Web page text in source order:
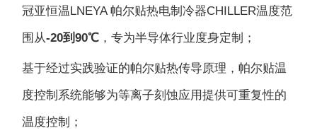
冠亚恒温LNEYA 帕尔贴热电制冷器CHILLER温度范
围从-20到90℃ ，专为半导体行业度身定制；
基于经过实践验证的帕尔贴热传导原理，帕尔贴温
度控制系统能够为等离子刻蚀应用提供可重复性的
温度控制；